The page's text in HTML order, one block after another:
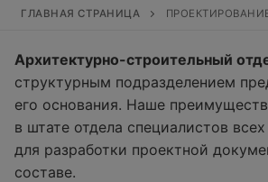
ГЛАВНАЯ СТРАНИЦА
Архитектурно-строительный
структурным подразделением
его основания. Наше
в штате отдела специалистов
для разработки проектной
составе.